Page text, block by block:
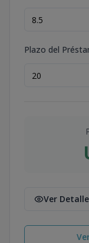
Plazo del
Ver